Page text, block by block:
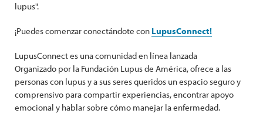
lupus".
¡Puedes comenzar conectándote con LupusConnect!
LupusConnect es una comunidad en línea lanzada
Organizado por la Fundación Lupus de América, ofrece a las
personas con lupus y a sus seres queridos un espacio seguro y
comprensivo para compartir experiencias, encontrar apoyo
emocional y hablar sobre cómo manejar la enfermedad.